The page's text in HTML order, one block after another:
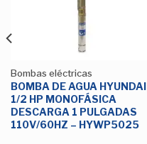
Bombas eléctricas
BOMBA DE AGUA HYUNDAI
1/2 HP MONOFÁSICA
DESCARGA 1 PULGADAS
110V/60HZ – HYWP5025